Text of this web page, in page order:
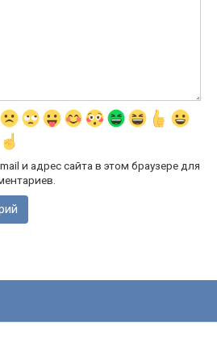
и адрес сайта в этом браузере для